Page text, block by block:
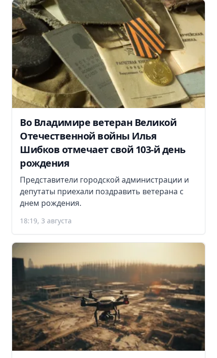
Во Владимире ветеран Великой
Отечественной войны Илья
Шибков отмечает свой 103-й день
рождения
Представители городской администрации и
депутаты приехали поздравить ветерана с
днем рождения.
18:19, 3 августа